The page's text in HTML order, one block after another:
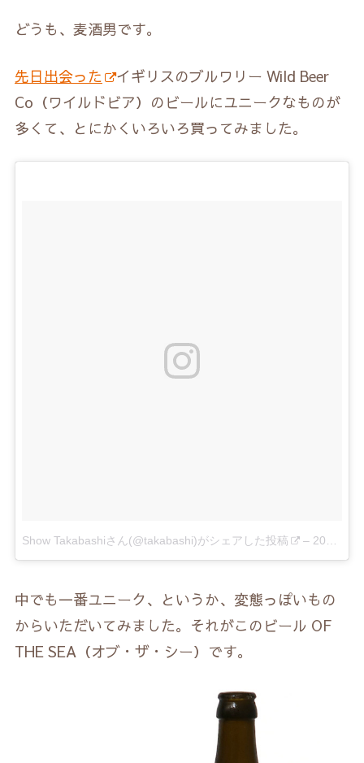
どうも、麦酒男です。
先日出会った
イギリスのブルワリー Wild Beer
Co（ワイルドビア）のビールにユニークなものが
多くて、とにかくいろいろ買ってみました。
Show Takabashiさん(@takabashi)がシェアした投稿 – 2017 4月 4 1:24午前 PDT
中でも一番ユニーク、というか、変態っぽいもの
からいただいてみました。それがこのビール OF
THE SEA（オブ・ザ・シー）です。